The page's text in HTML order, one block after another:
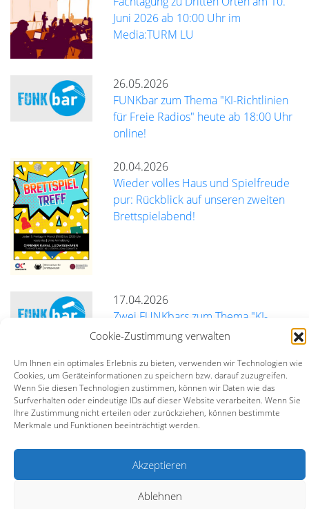
Cookie-Zustimmung verwalten
Um Ihnen ein optimales Erlebnis zu bieten, verwenden wir Technologien wie
Cookies, um Geräteinformationen zu speichern bzw. darauf zuzugreifen.
Wenn Sie diesen Technologien zustimmen, können wir Daten wie das
Surfverhalten oder eindeutige IDs auf dieser Website verarbeiten. Wenn Sie
Ihre Zustimmung nicht erteilen oder zurückziehen, können bestimmte
Merkmale und Funktionen beeinträchtigt werden.
Akzeptieren
Ablehnen
Juni 2026 ab 10:00 Uhr im
Media:TURM LU
26.05.2026
FUNKbar zum Thema "KI-Richtlinien
für Freie Radios" heute ab 18:00 Uhr
online!
20.04.2026
Wieder volles Haus und Spielfreude
pur: Rückblick auf unseren zweiten
Brettspielabend!
17.04.2026
Zwei FUNKbars zum Thema "KI-
Richtlinien für Freie Radios"
mehr
Bildungszentrum BürgerMedien e.V. (BZBM)
Datenschutz